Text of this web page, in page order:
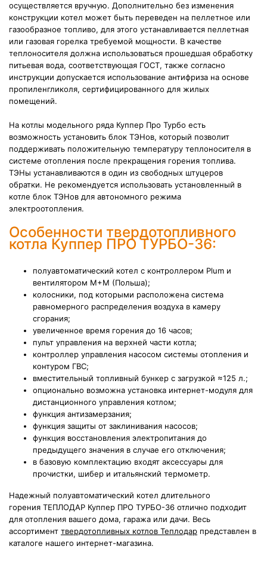
осуществляется вручную. Дополнительно без изменения
конструкции котел может быть переведен на пеллетное или
газообразное топливо, для этого устанавливается пеллетная
или газовая горелка требуемой мощности. В качестве
теплоносителя должна использоваться прошедшая обработку
питьевая вода, соответствующая ГОСТ, также согласно
инструкции допускается использование антифриза на основе
пропиленгликоля, сертифицированного для жилых
помещений.
На котлы модельного ряда Куппер Про Турбо есть
возможность установить блок ТЭНов, который позволит
поддерживать положительную температуру теплоносителя в
системе отопления после прекращения горения топлива.
ТЭНы устанавливаются в один из свободных штуцеров
обратки. Не рекомендуется использовать установленный в
котле блок ТЭНов для автономного режима
электроотопления.
Особенности твердотопливного
котла Куппер ПРО ТУРБО-36:
полуавтоматический котел с контроллером Plum и
вентилятором M+M (Польша);
колосники, под которыми расположена система
равномерного распределения воздуха в камеру
сгорания;
увеличенное время горения до 16 часов;
пульт управления на верхней части котла;
контроллер управления насосом системы отопления и
контуром ГВС;
вместительный топливный бункер с загрузкой ≈125 л.;
опционально возможна установка интернет-модуля для
дистанционного управления котлом;
функция антизамерзания;
функция защиты от заклинивания насосов;
функция восстановления электропитания до
предыдущего значения в случае его отключения;
в базовую комплектацию входят аксессуары для
прочистки, шибер и итальянский термометр.
Надежный полуавтоматический котел длительного
горения ТЕПЛОДАР Куппер ПРО ТУРБО-36 отлично подходит
для отопления вашего дома, гаража или дачи. Весь
ассортимент твердотопливных котлов Теплодар представлен в
каталоге нашего интернет-магазина.